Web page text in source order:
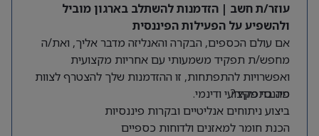
עוזר/ת חשב | הזדמנות להשתלב בארגון מוביל
ולהשפיע על הפעילות הפיננסית
אם עולם הכספים, הבקרה והאנליזה מדבר אליך, ואת/ה
מחפש/ת תפקיד משמעותי עם אחריות מקצועית
ואפשרויות להתפתחות, זו ההזדמנות שלך להצטרף לצוות
פיננסי מקצועי ודינמי.
מה בתפקיד?
ביצוע ניתוחים אנליטיים ובקרות פיננסיות
הכנת חומר למאזנים ולדוחות כספיים